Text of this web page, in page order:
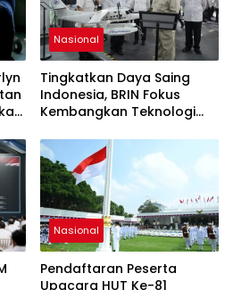
Nasional
Tingkatkan Daya Saing
Indonesia, BRIN Fokus
Kembangkan Teknologi
Nasional
Pendaftaran Peserta
Upacara HUT Ke-81